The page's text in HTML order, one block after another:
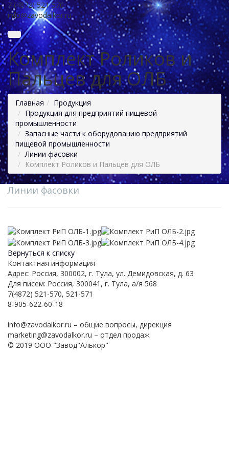
7 (4872) 521-570
info@zavodalkor.ru
Комплект Роликов и
Пальцев для ОЛБ
Главная
Продукция
Продукция для предприятий пищевой
промышленности
Запасные части к оборудованию предприятий
пищевой промышленности
Линии фасовки
Комплект Роликов и Пальцев для ОЛБ
Линии фасовки
Вернуться к списку
Контактная информация
Адрес: Россия, 300002, г. Тула, ул. Демидовская, д. 63
Для писем: Россия, 300041, г. Тула, а/я 568
7(4872) 521-570, 521-571
8-905-622-60-18
info@zavodalkor.ru – общие вопросы, дирекция
marketing@zavodalkor.ru – отдел продаж
© 2019 ООО "Завод"Алькор"